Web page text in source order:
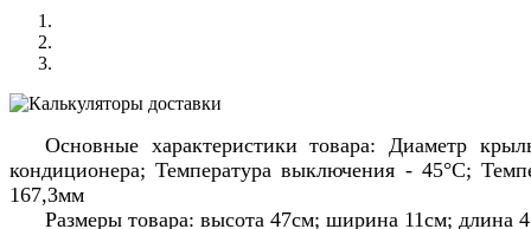
Основные характеристики товара: Диаметр
кондиционера; Температура выключения - 45°С;
167,3мм
Размеры товара: высота 47см; ширина 11см; длина